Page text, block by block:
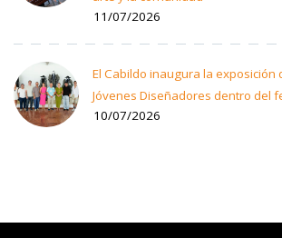
11/07/2026
El Cabildo inaugura la exposición
Jóvenes Diseñadores dentro del
10/07/2026